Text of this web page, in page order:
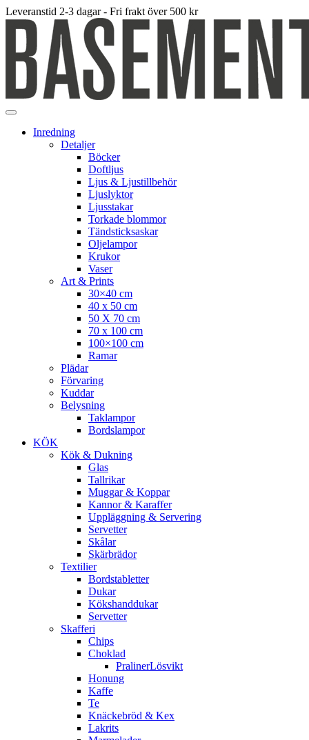
Leveranstid 2-3 dagar - Fri frakt över 500 kr
Inredning
Detaljer
Böcker
Doftljus
Ljus & Ljustillbehör
Ljuslyktor
Ljusstakar
Torkade blommor
Tändsticksaskar
Oljelampor
Krukor
Vaser
Art & Prints
30×40 cm
40 x 50 cm
50 X 70 cm
70 x 100 cm
100×100 cm
Ramar
Plädar
Förvaring
Kuddar
Belysning
Taklampor
Bordslampor
KÖK
Kök & Dukning
Glas
Tallrikar
Muggar & Koppar
Kannor & Karaffer
Uppläggning & Servering
Servetter
Skålar
Skärbrädor
Textilier
Bordstabletter
Dukar
Kökshanddukar
Servetter
Skafferi
Chips
Choklad
PralinerLösvikt
Honung
Kaffe
Te
Knäckebröd & Kex
Lakrits